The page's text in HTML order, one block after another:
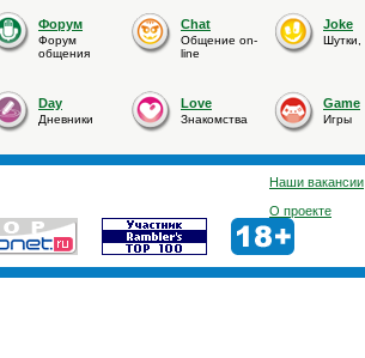
Форум
Форум
общения
Chat
Общение on-
line
Joke
Day
Дневники
Love
Знакомства
Game
Игры
Наши вакансии
О проекте